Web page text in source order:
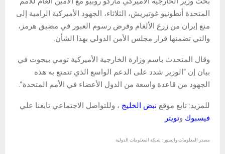
المتحدة أنطونيو غوتيريش، الثلاثاء، الجهود الأميركية الرامية إلى
منع إيران من زرع الألغام وفرض رسوم العبور في مضيق هرمز،
والتي تضمنها قرار مجلس الأمن الدولي بهذا الشأن.
وقال المتحدث باسم وزارة الخارجية الأميركية تومي بيجوت في
بيان إن “الوزير شدد على الدعم الواسع الذي تتمتع به هذه
الجهود من قاعدة واسعة من الدول الأعضاء في الأمم المتحدة”.
للمزيد: تابع موقع نبض الخليج ، وللتواصل الاجتماعي تابعنا علي
فيسبوك وتويتر
مصدر المعلومات والصور : شبكة المعلومات الدولية